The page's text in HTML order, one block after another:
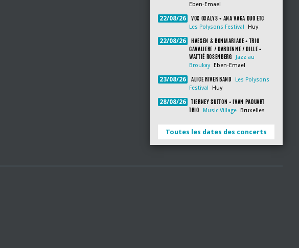
Eben-Emael
22/08/26 VOX OXALYS + ANA VAGA DUO ETC
Les Polysons Festival Huy
22/08/26
HAESEN & BONMARIAGE + TRIO
CAVALIERE / DARDENNE / DILLE +
WATTIÉ ROSENBERG
Jazz au
Broukay
Eben-Emael
23/08/26 ALICE RIVER BAND
Les Polysons
Festival
Huy
28/08/26
TIERNEY SUTTON + IVAN PADUART
TRIO
Music Village Bruxelles
Toutes les dates des concerts